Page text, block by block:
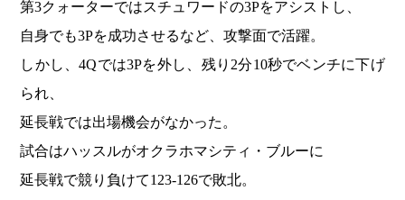
第3クォーターではスチュワードの3Pをアシストし、
自身でも3Pを成功させるなど、攻撃面で活躍。
しかし、4Qでは3Pを外し、残り2分10秒でベンチに下げ
られ、
延長戦では出場機会がなかった。
試合はハッスルがオクラホマシティ・ブルーに
延長戦で競り負けて123-126で敗北。